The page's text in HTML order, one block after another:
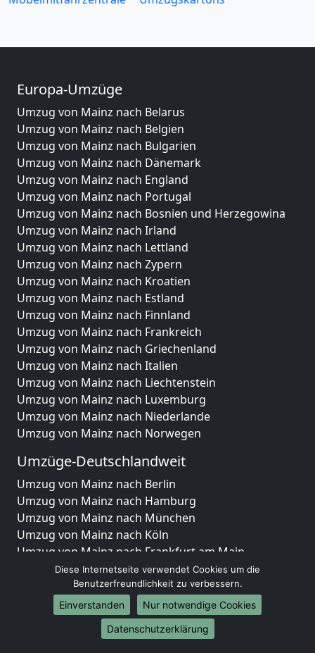
Europa-Umzüge
Umzug von Mainz nach Belarus
Umzug von Mainz nach Belgien
Umzug von Mainz nach Bulgarien
Umzug von Mainz nach Dänemark
Umzug von Mainz nach England
Umzug von Mainz nach Portugal
Umzug von Mainz nach Bosnien und Herzegowina
Umzug von Mainz nach Irland
Umzug von Mainz nach Lettland
Umzug von Mainz nach Zypern
Umzug von Mainz nach Kroatien
Umzug von Mainz nach Estland
Umzug von Mainz nach Finnland
Umzug von Mainz nach Frankreich
Umzug von Mainz nach Griechenland
Umzug von Mainz nach Italien
Umzug von Mainz nach Liechtenstein
Umzug von Mainz nach Luxemburg
Umzug von Mainz nach Niederlande
Umzug von Mainz nach Norwegen
Umzüge-Deutschlandweit
Umzug von Mainz nach Berlin
Umzug von Mainz nach Hamburg
Umzug von Mainz nach München
Umzug von Mainz nach Köln
Umzug von Mainz nach Frankfurt am Main
Umzug von Mainz nach Stuttgart
Umzug von Mainz nach Düsseldorf
Umzug von Mainz nach Leipzig
Umzug von Mainz nach Dortmund
Umzug von Mainz nach Essen
Diese Internetseite verwendet Cookies um die
Benutzerfreundlichkeit zu verbessern.
Einverstanden
Nur notwendige Cookies
Datenschutzerklärung